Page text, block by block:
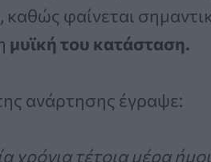
φαίνεται
μυϊκή του κατάσταση.
ανάρτησης έγραψε:
χρόνια τέτοια μέρα